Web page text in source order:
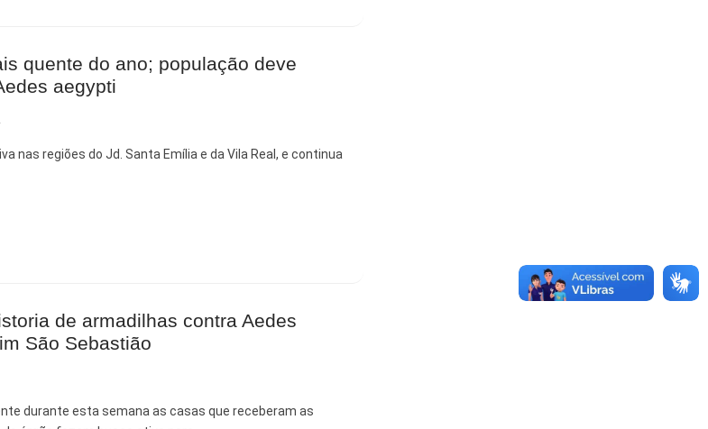
quente do ano; população deve
aegypti
nas regiões do Jd. Santa Emília e da Vila Real, e continua
de armadilhas contra Aedes
São Sebastião
durante esta semana as casas que receberam as